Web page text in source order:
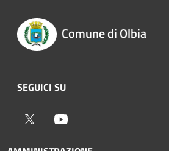
Comune di Olbia
SEGUICI SU
Twitter